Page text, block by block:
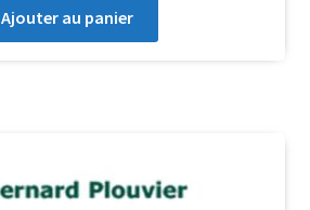
Ajouter au panier